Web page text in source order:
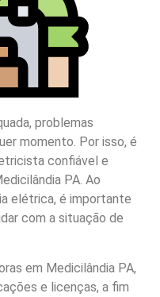
problemas
momento. Por isso, é
confiável e
PA. Ao
elétrica, é importante
com a situação de
em Medicilândia PA,
e licenças, a fim